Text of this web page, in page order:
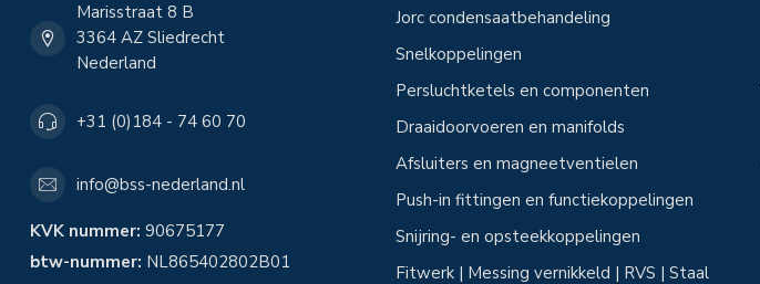
Marisstraat 8 B
3364 AZ Sliedrecht
Nederland
+31 (0)184 - 74 60 70
info@bss-nederland.nl
KVK nummer: 90675177
btw-nummer: NL865402802B01
Jorc condensaatbehandeling
Snelkoppelingen
Persluchtketels en componenten
Draaidoorvoeren en manifolds
Afsluiters en magneetventielen
Push-in fittingen en functiekoppelingen
Snijring- en opsteekkoppelingen
Fitwerk | Messing vernikkeld | RVS | Staal